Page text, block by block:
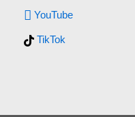
YouTube
TikTok